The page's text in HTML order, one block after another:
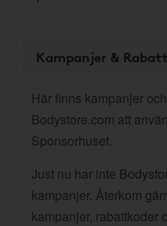
Kampanjer &
Här finns kampanjer
Bodystore.com att
Sponsorhuset.
Just nu har inte
kampanjer. Återkom
kampanjer, rabattkoder